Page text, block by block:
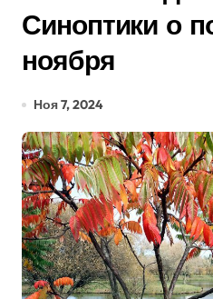
Синоптики о
ноября
Ноя 7, 2024